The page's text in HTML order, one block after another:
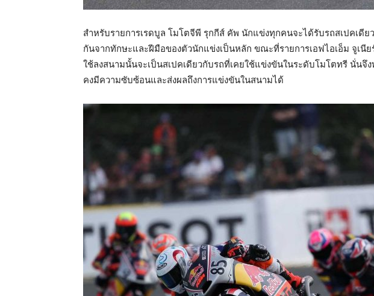
สำหรับรายการเรดบูล โมโตจีพี รุกกีส์ คัพ นักแข่งทุกคนจะได้รับรถสเปคเดี
กันจากทักษะและฝีมือของตัวนักแข่งเป็นหลัก ขณะที่รายการเอฟไอเอ็ม จูเนี
ใช้ลงสนามนั้นจะเป็นสเปคเดียวกับรถที่เคยใช้แข่งขันในระดับโมโตทรี นั่นจึง
คงมีความซับซ้อนและส่งผลถึงการแข่งขันในสนามได้